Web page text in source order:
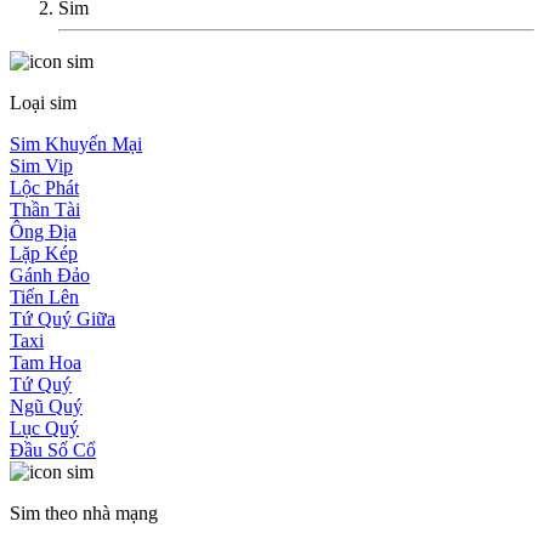
Sim
Loại sim
Sim Khuyến Mại
Sim Vip
Lộc Phát
Thần Tài
Ông Địa
Lặp Kép
Gánh Đảo
Tiến Lên
Tứ Quý Giữa
Taxi
Tam Hoa
Tứ Quý
Ngũ Quý
Lục Quý
Đầu Số Cổ
Sim theo nhà mạng